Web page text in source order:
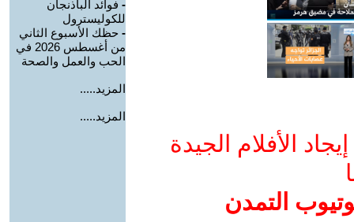
الأفلام الجيدة
التمدن
- فوائد الباذنجان
للكوليسترول
- حظك الأسبوع الثاني
من أغسطس 2026 في
الحب والعمل والصحة
المزيد.....
المزيد.....